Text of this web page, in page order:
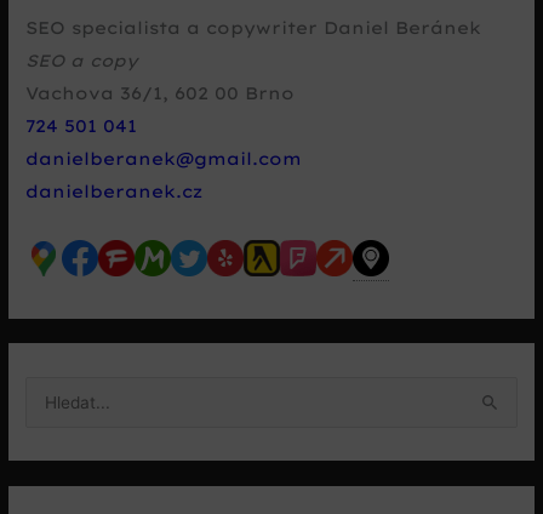
SEO specialista a copywriter Daniel Beránek
SEO a copy
Vachova 36/1 , 602 00 Brno
724 501 041
danielberanek@gmail.com
danielberanek.cz
h
l